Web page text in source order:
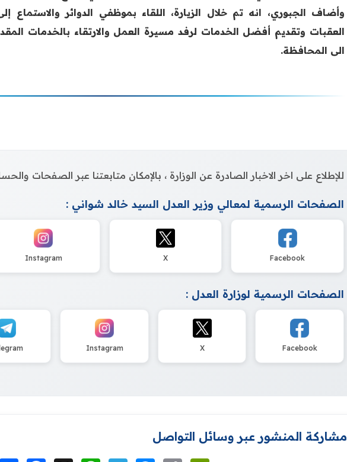
وأضاف الجبوري، انه تم خلال الزيارة، اللقاء بموظفي الدوائر والاستماع
العقبات وتقديم أفضل الخدمات لرفد مسيرة العمل والارتقاء بالخدمات
الى المحافظة.
للإطلاع على اخر الاخبار الصادرة عن الوزارة ، بالإمكان متابعتنا عبر الصفحات
الصفحات الرسمية لمعالي وزير العدل السيد خالد شواني :
Facebook
X
Instagram
الصفحات الرسمية لوزارة العدل :
Facebook
X
Instagram
مشاركة المنشور عبر وسائل التواصل